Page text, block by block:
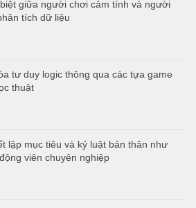
giữa người chơi cảm tính và người
tích dữ liệu
tư duy logic thông qua các tựa game
thuật
lập mục tiêu và kỷ luật bản thân như
viên chuyên nghiệp